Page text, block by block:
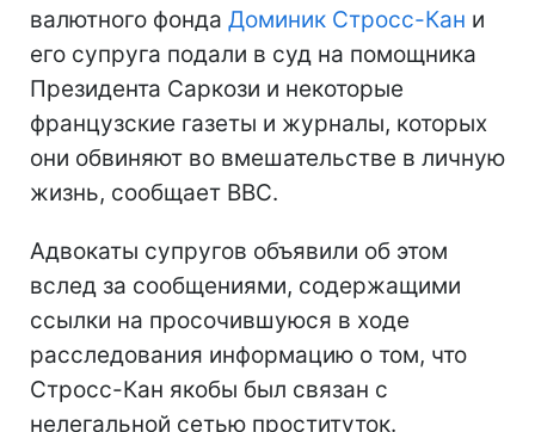
валютного фонда Доминик Стросс-Кан и
его супруга подали в суд на помощника
Президента Саркози и некоторые
французские газеты и журналы, которых
они обвиняют во вмешательстве в личную
жизнь, сообщает ВВС.
Адвокаты супругов объявили об этом
вслед за сообщениями, содержащими
ссылки на просочившуюся в ходе
расследования информацию о том, что
Стросс-Кан якобы был связан с
нелегальной сетью проституток.